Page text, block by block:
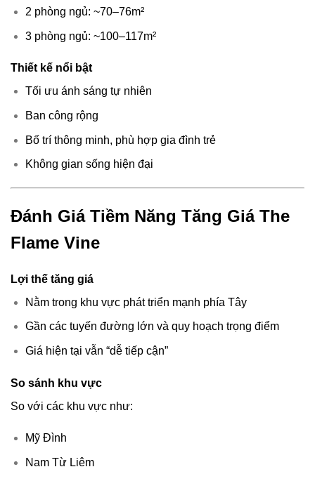
2 phòng ngủ: ~70–76m²
3 phòng ngủ: ~100–117m²
Thiết kế nổi bật
Tối ưu ánh sáng tự nhiên
Ban công rộng
Bố trí thông minh, phù hợp gia đình trẻ
Không gian sống hiện đại
Đánh Giá Tiềm Năng Tăng Giá The
Flame Vine
Lợi thế tăng giá
Nằm trong khu vực phát triển mạnh phía Tây
Gần các tuyến đường lớn và quy hoạch trọng điểm
Giá hiện tại vẫn “dễ tiếp cận”
So sánh khu vực
So với các khu vực như:
Mỹ Đình
Nam Từ Liêm